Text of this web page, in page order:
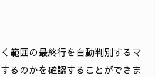
範囲の最終行を自動判別するマ
るのかを確認することができま